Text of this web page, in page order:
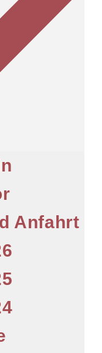
Anfahrt